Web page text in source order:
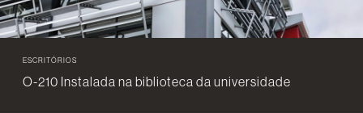
ESCRITÓRIOS
O-210 Instalada na biblioteca da universidade